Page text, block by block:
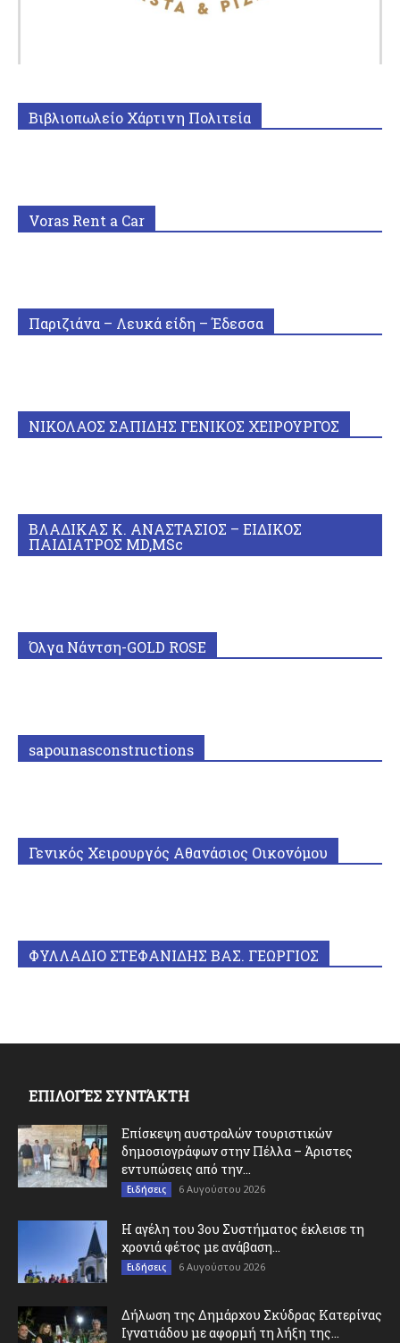
Βιβλιοπωλείο Χάρτινη Πολιτεία
Voras Rent a Car
Παριζιάνα – Λευκά είδη – Έδεσσα
ΝΙΚΟΛΑΟΣ ΣΑΠΙΔΗΣ ΓΕΝΙΚΟΣ ΧΕΙΡΟΥΡΓΟΣ
ΒΛΑΔΙΚΑΣ Κ. ΑΝΑΣΤΑΣΙΟΣ – ΕΙΔΙΚΟΣ
ΠΑΙΔΙΑΤΡΟΣ MD,MSc
Όλγα Νάντση-GOLD ROSE
sapounasconstructions
Γενικός Χειρουργός Αθανάσιος Οικονόμου
ΦΥΛΛΑΔΙΟ ΣΤΕΦΑΝΙΔΗΣ ΒΑΣ. ΓΕΩΡΓΙΟΣ
ΕΠΙΛΟΓΈΣ ΣΥΝΤΆΚΤΗ
Επίσκεψη αυστραλών τουριστικών
δημοσιογράφων στην Πέλλα – Άριστες
εντυπώσεις από την...
Ειδήσεις 6 Αυγούστου 2026
Η αγέλη του 3ου Συστήματος έκλεισε τη
χρονιά φέτος με ανάβαση...
Ειδήσεις 6 Αυγούστου 2026
Δήλωση της Δημάρχου Σκύδρας Κατερίνας
Ιγνατιάδου με αφορμή τη λήξη της...